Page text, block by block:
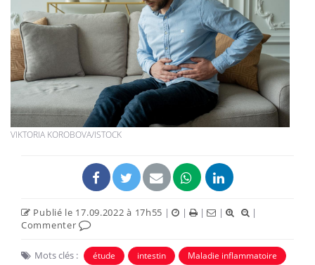
VIKTORIA KOROBOVA/ISTOCK
Publié le 17.09.2022 à 17h55 | | | |
|
Commenter
Mots clés : étude intestin Maladie inflammatoire